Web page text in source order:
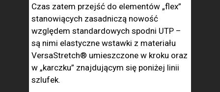
Czas zatem przejść do elementów „flex”
stanowiących zasadniczą nowość
względem standardowych spodni UTP –
są nimi elastyczne wstawki z materiału
VersaStretch® umieszczone w kroku oraz
w „karczku” znajdującym się poniżej linii
szlufek.